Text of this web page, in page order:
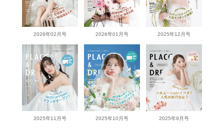
2026年02月号 2026年01月号 2025年12月号
2025年11月号 2025年10月号 2025年9月号